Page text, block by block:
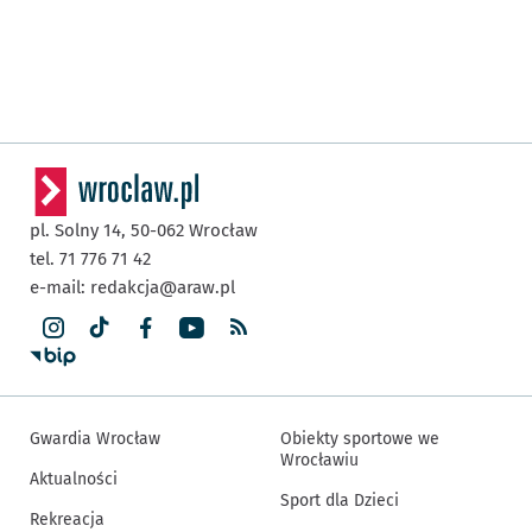
pl. Solny 14, 50-062 Wrocław
tel. 71 776 71 42
e-mail: redakcja@araw.pl
Gwardia Wrocław
Aktualności
Rekreacja
Obiekty sportowe we
Wrocławiu
Sport dla Dzieci